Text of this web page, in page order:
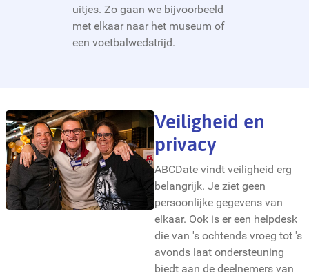
uitjes. Zo gaan we bijvoorbeeld
met elkaar naar het museum of
een voetbalwedstrijd.
Veiligheid en
privacy
ABCDate vindt veiligheid erg
belangrijk. Je ziet geen
persoonlijke gegevens van
elkaar. Ook is er een helpdesk
die van 's ochtends vroeg tot 's
avonds laat ondersteuning
biedt aan de deelnemers van